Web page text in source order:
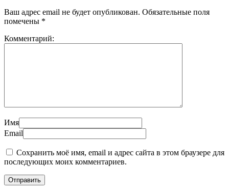
Ваш адрес email не будет опубликован. Обязательные поля
помечены *
Комментарий:
Имя
Email
Сохранить моё имя, email и адрес сайта в этом браузере для
последующих моих комментариев.